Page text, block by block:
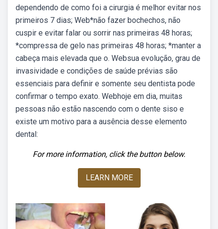
dependendo de como foi a cirurgia é melhor evitar nos
primeiros 7 dias; Web*não fazer bochechos, não
cuspir e evitar falar ou sorrir nas primeiras 48 horas;
*compressa de gelo nas primeiras 48 horas; *manter a
cabeça mais elevada que o. Websua evolução, grau de
invasividade e condições de saúde prévias são
essenciais para definir e somente seu dentista pode
confirmar o tempo exato. Webhoje em dia, muitas
pessoas não estão nascendo com o dente siso e
existe um motivo para a ausência desse elemento
dental:
For more information, click the button below.
LEARN MORE